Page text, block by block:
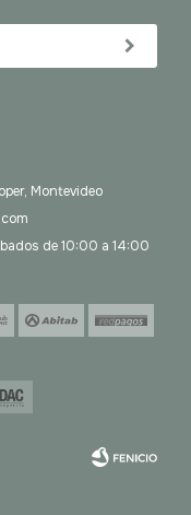
Montevideo
de 10:00 a 14:00